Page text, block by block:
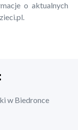
o aktualnych
w Biedronce